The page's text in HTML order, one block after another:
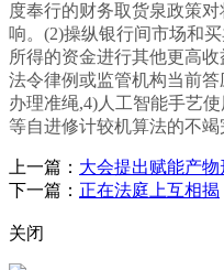
度奉行的财务取货泉政策
响。(2)操纵银行间市场和
所得的资金进行其他更高
法令律例或监管机构当前
办理准绳,4)人工智能手艺
等自进修计较机算法的不竭
上一篇： 大会提出赋能产
下一篇： 正在法庭上互相揭
关闭